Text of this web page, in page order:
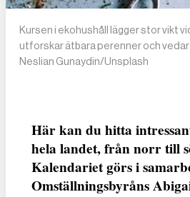
Kursen i eko­hushåll lägger stor vikt
utforskar ätbara perenner och
Neslian Gunaydin/Unsplash
Här kan du hitta
hela landet, från norr till
Kalendariet görs i
Omställningsbyråns